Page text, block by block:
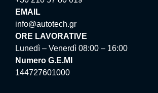
EMAIL
info@autotech.gr
ORE LAVORATIVE
Lunedì – Venerdì 08:00 – 16:00
Numero G.E.MI
144727601000